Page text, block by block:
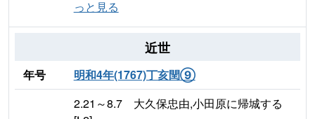
っと見る
近世
年号 明和4年(1767)丁亥閏⑨
2.21～8.7 大久保忠由,小田原に帰城する